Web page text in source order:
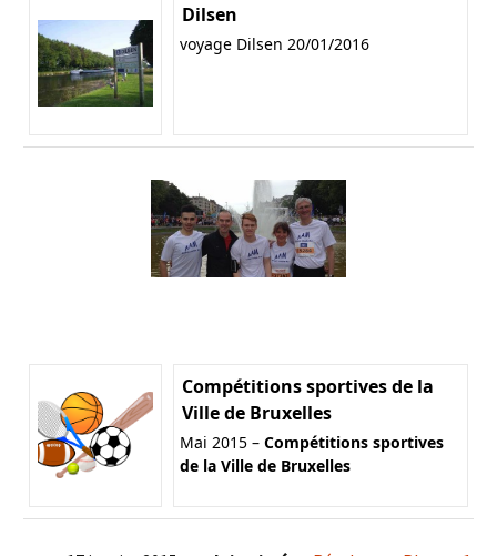
Dilsen
voyage Dilsen 20/01/2016
Compétitions sportives de la
Ville de Bruxelles
Mai 2015 – Compétitions sportives
de la Ville de Bruxelles